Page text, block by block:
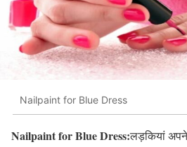
Nailpaint for Blue Dress
Nailpaint for Blue Dress:लड़कियां